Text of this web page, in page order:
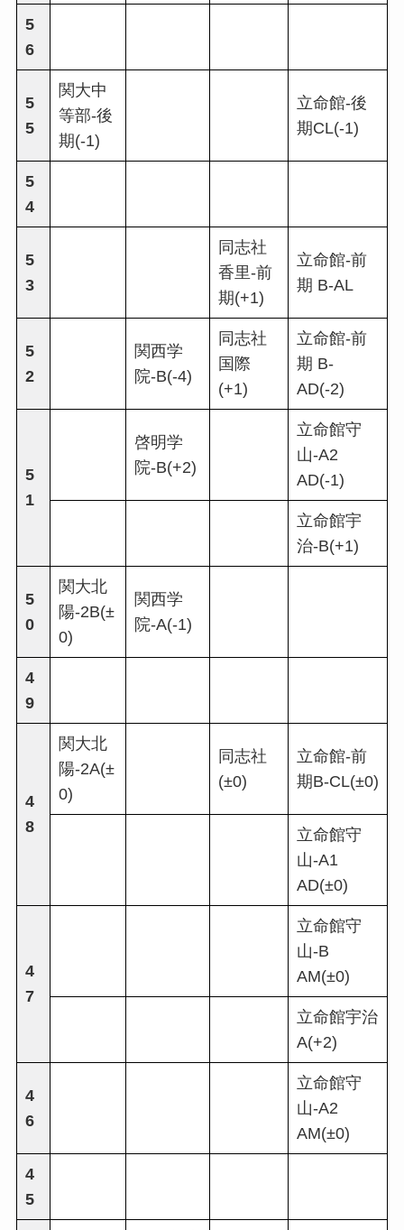
5
6
5
5
関大中
等部-後
期(-1)
立命館-後
期CL(-1)
5
4
5
3
同志社
香里-前
期(+1)
立命館-前
期 B-AL
5
2
関西学
院-B(-4)
同志社
国際
(+1)
立命館-前
期 B-
AD(-2)
5
1
啓明学
院-B(+2)
立命館守
山-A2
AD(-1)
立命館宇
治-B(+1)
5
0
関大北
陽-2B(±
0)
関西学
院-A(-1)
4
9
4
8
関大北
陽-2A(±
0)
同志社
(±0)
立命館-前
期B-CL(±0)
立命館守
山-A1
AD(±0)
4
7
立命館守
山-B
AM(±0)
立命館宇治
A(+2)
4
6
立命館守
山-A2
AM(±0)
4
5